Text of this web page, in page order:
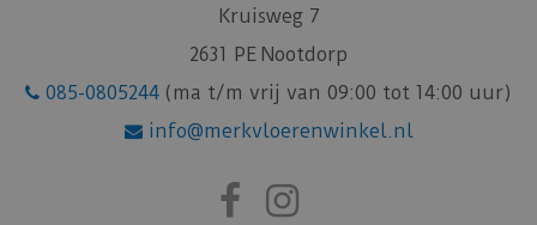
Kruisweg 7
2631 PE Nootdorp
085-0805244 (ma t/m vrij van 09:00 tot 14:00 uur)
info@merkvloerenwinkel.nl